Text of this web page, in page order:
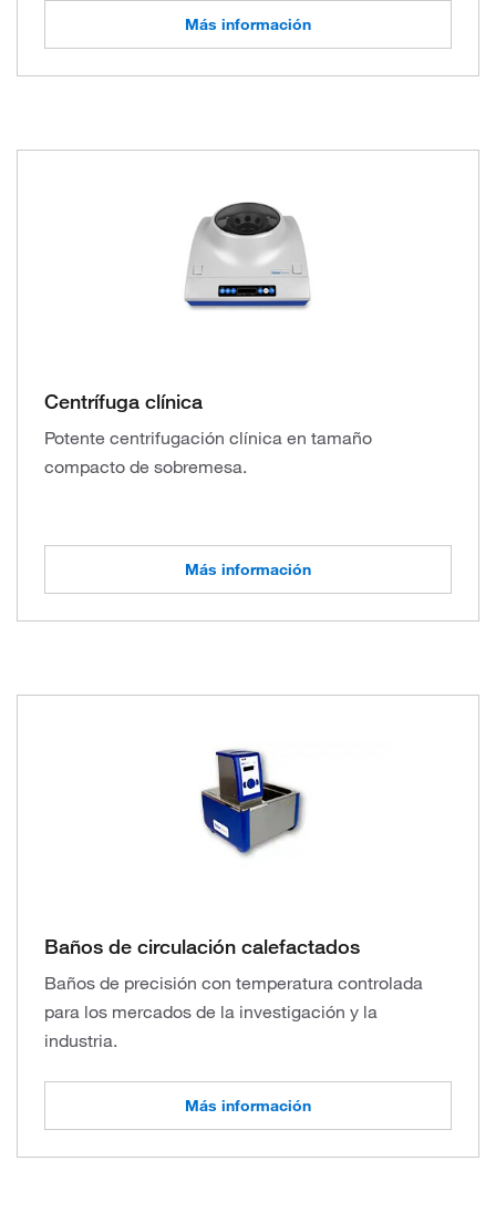
Más información
Centrífuga clínica
Potente centrifugación clínica en tamaño
compacto de sobremesa.
Más información
Baños de circulación calefactados
Baños de precisión con temperatura controlada
para los mercados de la investigación y la
industria.
Más información